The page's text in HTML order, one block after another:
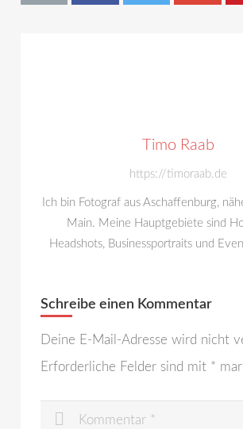
Timo Raab
https://timoraab.de
Ich bin Fotograf aus Aschaffenburg,
Main. Meine Hauptgebiete sind
Headshots, Businessportraits und
Schreibe einen Kommentar
Deine E-Mail-Adresse wird nicht
Erforderliche Felder sind mit *